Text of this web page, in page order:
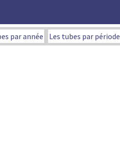
par année Les tubes par période